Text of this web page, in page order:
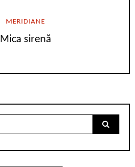
MERIDIANE
Mica sirenă